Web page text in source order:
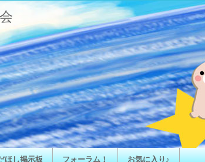
ほし掲示板 フォーラム！ お気に入り♪